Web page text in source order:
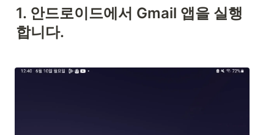
1. 안드로이드에서 Gmail 앱을 실행
합니다.